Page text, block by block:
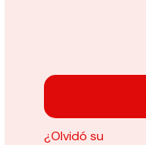
¿Olvidó su